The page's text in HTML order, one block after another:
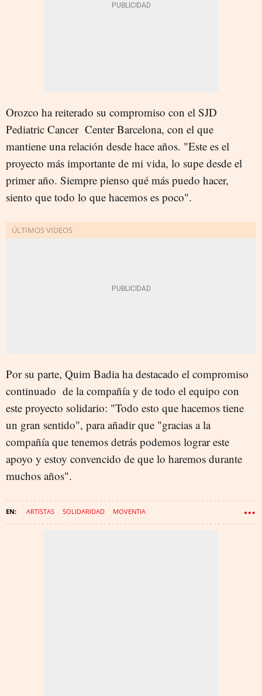
Orozco ha reiterado su compromiso con el SJD
Pediatric Cancer Center Barcelona, con el que
mantiene una relación desde hace años. "Este es el
proyecto más importante de mi vida, lo supe desde el
primer año. Siempre pienso qué más puedo hacer,
siento que todo lo que hacemos es poco".
Por su parte, Quim Badia ha destacado el compromiso
continuado de la compañía y de todo el equipo con
este proyecto solidario: "Todo esto que hacemos tiene
un gran sentido", para añadir que "gracias a la
compañía que tenemos detrás podemos lograr este
apoyo y estoy convencido de que lo haremos durante
muchos años".
ARTISTAS SOLIDARIDAD MOVENTIA